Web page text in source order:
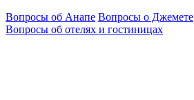
Вопросы об Анапе Вопросы о Джемете
Вопросы об отелях и гостиницах